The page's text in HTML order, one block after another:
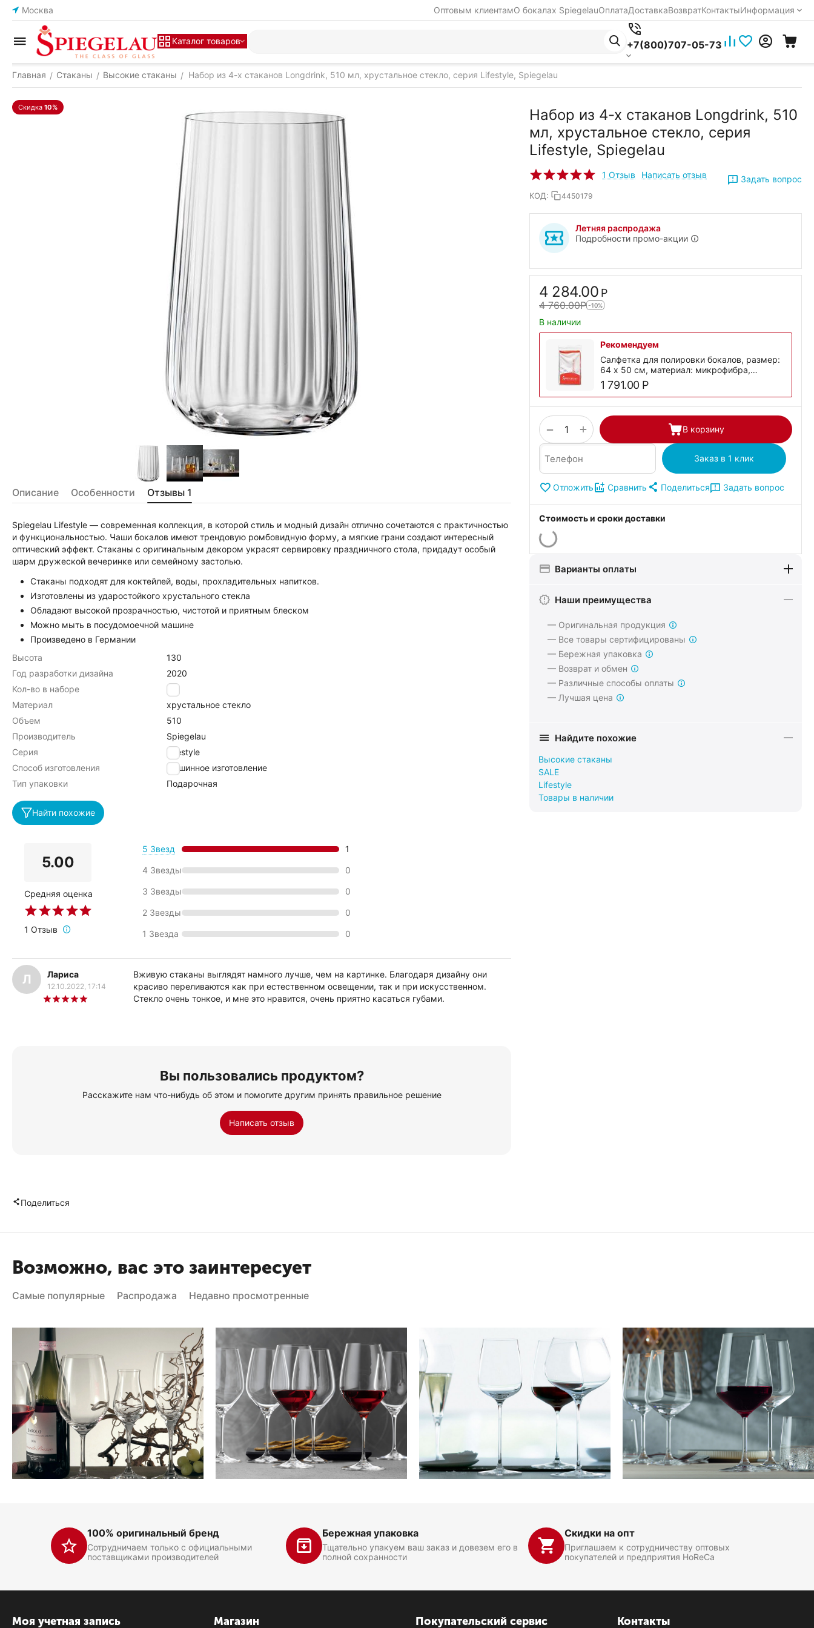
Москва Оптовым клиентамО бокалах SpiegelauОплатаДоставкаВозвратКонтактыИнформация
Каталог товаров +7(800)707-05-73
Главная / Стаканы / Высокие стаканы / Набор из 4-х стаканов Longdrink, 510 мл, хрустальное стекло, серия Lifestyle, Spiegelau
Набор из 4-х стаканов Longdrink, 510
мл, хрустальное стекло, серия
Lifestyle, Spiegelau
1 Отзыв Написать отзыв Задать вопрос
КОД: 4450179
Летняя распродажа
Подробности промо-акции
4 284.00 Р
4 760.00Р -10%
В наличии
Рекомендуем
Салфетка для полировки бокалов, размер:
64 х 50 см, материал: микрофибра,
0000149, Spiegelau
1 791.00 Р
+
− В корзину
Заказ в 1 клик
Отложить Сравнить Поделиться Задать вопрос
Стоимость и сроки доставки
Варианты оплаты
Наши преимущества
— Оригинальная продукция
— Все товары сертифицированы
— Бережная упаковка
— Возврат и обмен
— Различные способы оплаты
— Лучшая цена
Найдите похожие
Высокие стаканы
SALE
Lifestyle
Товары в наличии
Скидка 10%
Описание Особенности Отзывы 1
Spiegelau Lifestyle — современная коллекция, в которой стиль и модный дизайн отлично сочетаются с практичностью
и функциональностью. Чаши бокалов имеют трендовую ромбовидную форму, а мягкие грани создают интересный
оптический эффект. Стаканы с оригинальным декором украсят сервировку праздничного стола, придадут особый
шарм дружеской вечеринке или семейному застолью.
Стаканы подходят для коктейлей, воды, прохладительных напитков.
Изготовлены из ударостойкого хрустального стекла
Обладают высокой прозрачностью, чистотой и приятным блеском
Можно мыть в посудомоечной машине
Произведено в Германии
Высота
130
Год разработки дизайна
2020
Кол-во в наборе
4
Материал
хрустальное стекло
Объем
510
Производитель
Spiegelau
Серия
Lifestyle
Способ изготовления
Машинное изготовление
Тип упаковки
Подарочная
Найти похожие
5.00
Средняя оценка
1 Отзыв
5 Звезд 1
4 Звезды 0
3 Звезды 0
2 Звезды 0
1 Звезда 0
Л Лариса
12.10.2022, 17:14
Вживую стаканы выглядят намного лучше, чем на картинке. Благодаря дизайну они
красиво переливаются как при естественном освещении, так и при искусственном.
Стекло очень тонкое, и мне это нравится, очень приятно касаться губами.
Вы пользовались продуктом?
Расскажите нам что-нибудь об этом и помогите другим принять правильное решение
Написать отзыв
Поделиться
Возможно, вас это заинтересует
Самые популярные Распродажа Недавно просмотренные
100% оригинальный бренд
Сотрудничаем только с официальными
поставщиками производителей
Бережная упаковка
Тщательно упакуем ваш заказ и довезем его в
полной сохранности
Скидки на опт
Приглашаем к сотрудничеству оптовых
покупателей и предприятия HoReCa
Моя учетная запись Магазин Покупательский сервис Контакты